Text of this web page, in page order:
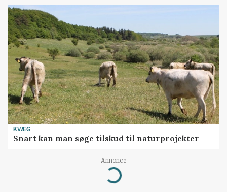
KVÆG
Snart kan man søge tilskud til naturprojekter
Annonce
Loading...